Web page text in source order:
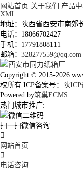
网站首页 关于我们 产品
XML
地址：陕西省西安市南郊
电话：18066702427
手机：17791808111
邮箱： 328277559@qq.com
Copyright © 2015-2026
权所有 ICP备案号：
陕ICP
Powered by筑巢ECMS
热门城市推广:
扫一扫微信咨询

网站首页

电话咨询